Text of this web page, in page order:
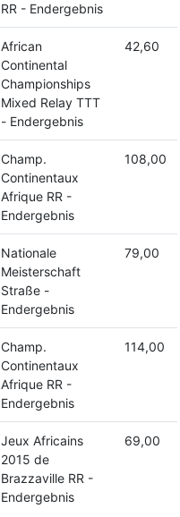
RR - Endergebnis
African
Continental
Championships
Mixed Relay TTT
- Endergebnis
42,60
Champ.
Continentaux
Afrique RR -
Endergebnis
108,00
Nationale
Meisterschaft
Straße -
Endergebnis
79,00
Champ.
Continentaux
Afrique RR -
Endergebnis
114,00
Jeux Africains
2015 de
Brazzaville RR -
Endergebnis
69,00